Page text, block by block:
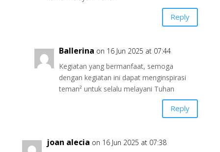
Reply
Ballerina on 16 Jun 2025 at 07:44
Kegiatan yang bermanfaat, semoga
dengan kegiatan ini dapat menginspirasi
teman² untuk selalu melayani Tuhan
Reply
joan alecia on 16 Jun 2025 at 07:38